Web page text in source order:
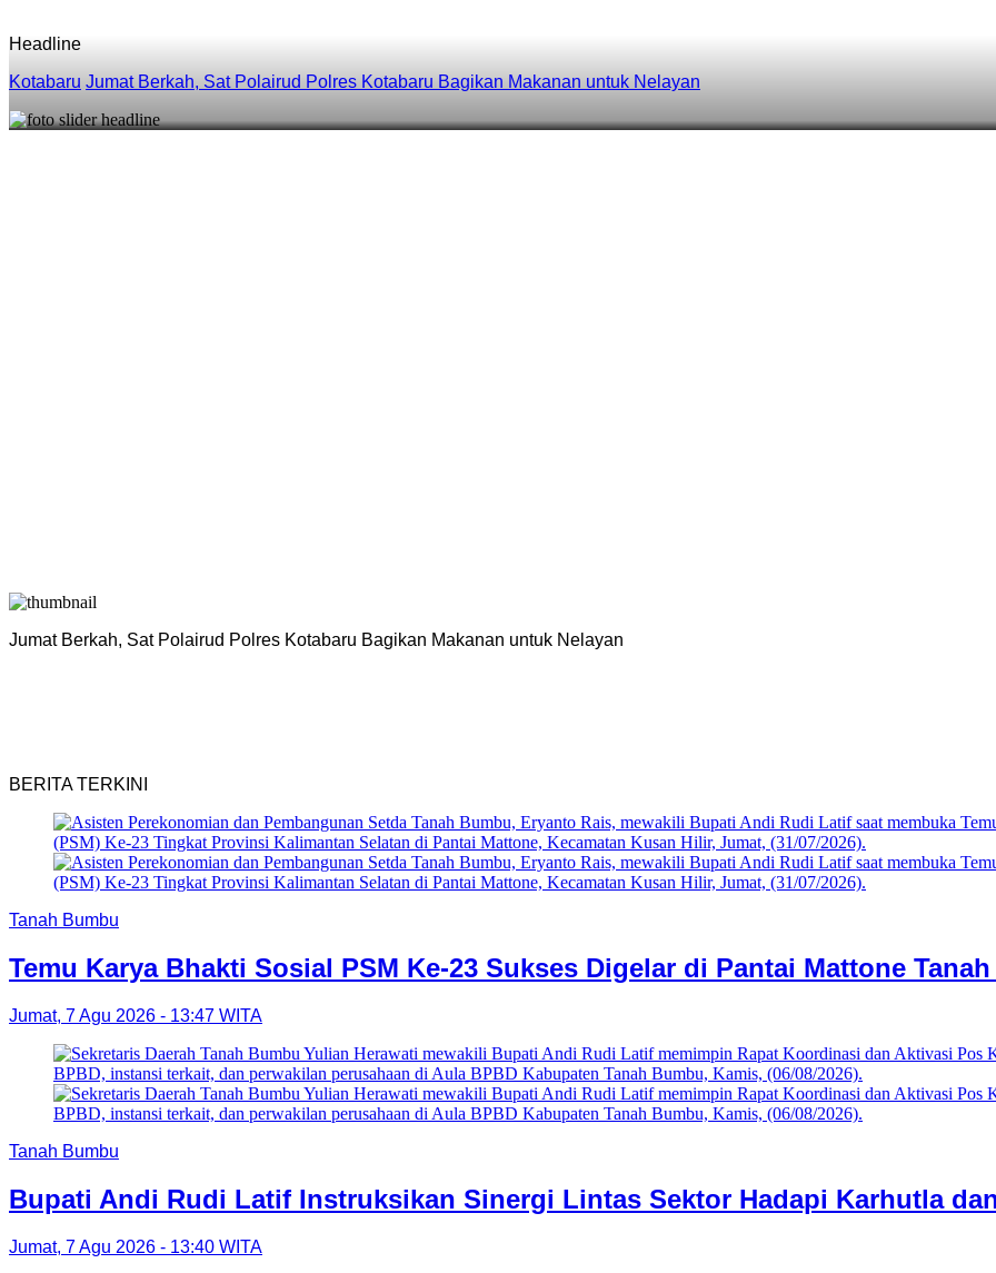
Headline
Kotabaru Jumat Berkah, Sat Polairud Polres Kotabaru Bagikan Makanan untuk Nelayan
Jumat Berkah, Sat Polairud Polres Kotabaru Bagikan Makanan untuk Nelayan
BERITA TERKINI
Tanah Bumbu
Temu Karya Bhakti Sosial PSM Ke-23 Sukses Digelar di Pantai Mattone
Jumat, 7 Agu 2026 - 13:47 WITA
Tanah Bumbu
Bupati Andi Rudi Latif Instruksikan Sinergi Lintas Sektor Hadapi Karhutla
Jumat, 7 Agu 2026 - 13:40 WITA